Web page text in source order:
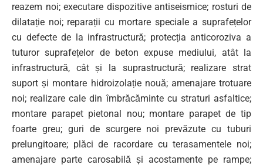
reazem noi; executare dispozitive antiseismice; rosturi de
dilatație noi; reparații cu mortare speciale a suprafețelor
cu defecte de la infrastructură; protecția anticoroziva a
tuturor suprafețelor de beton expuse mediului, atât la
infrastructură, cât și la suprastructură; realizare strat
suport și montare hidroizolație nouă; amenajare trotuare
noi; realizare cale din îmbrăcăminte cu straturi asfaltice;
montare parapet pietonal nou; montare parapet de tip
foarte greu; guri de scurgere noi prevăzute cu tuburi
prelungitoare; plăci de racordare cu terasamentele noi;
amenajare parte carosabilă și acostamente pe rampe;